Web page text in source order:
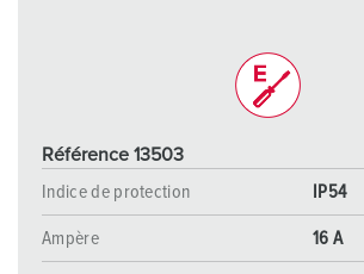
Référence 13503
Indice de protection
IP54
Ampère 16 A